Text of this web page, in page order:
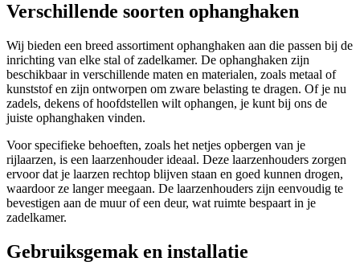
Verschillende soorten ophanghaken
Wij bieden een breed assortiment ophanghaken aan die passen bij de
inrichting van elke stal of zadelkamer. De ophanghaken zijn
beschikbaar in verschillende maten en materialen, zoals metaal of
kunststof en zijn ontworpen om zware belasting te dragen. Of je nu
zadels, dekens of hoofdstellen wilt ophangen, je kunt bij ons de
juiste ophanghaken vinden.
Voor specifieke behoeften, zoals het netjes opbergen van je
rijlaarzen, is een laarzenhouder ideaal. Deze laarzenhouders zorgen
ervoor dat je laarzen rechtop blijven staan en goed kunnen drogen,
waardoor ze langer meegaan. De laarzenhouders zijn eenvoudig te
bevestigen aan de muur of een deur, wat ruimte bespaart in je
zadelkamer.
Gebruiksgemak en installatie